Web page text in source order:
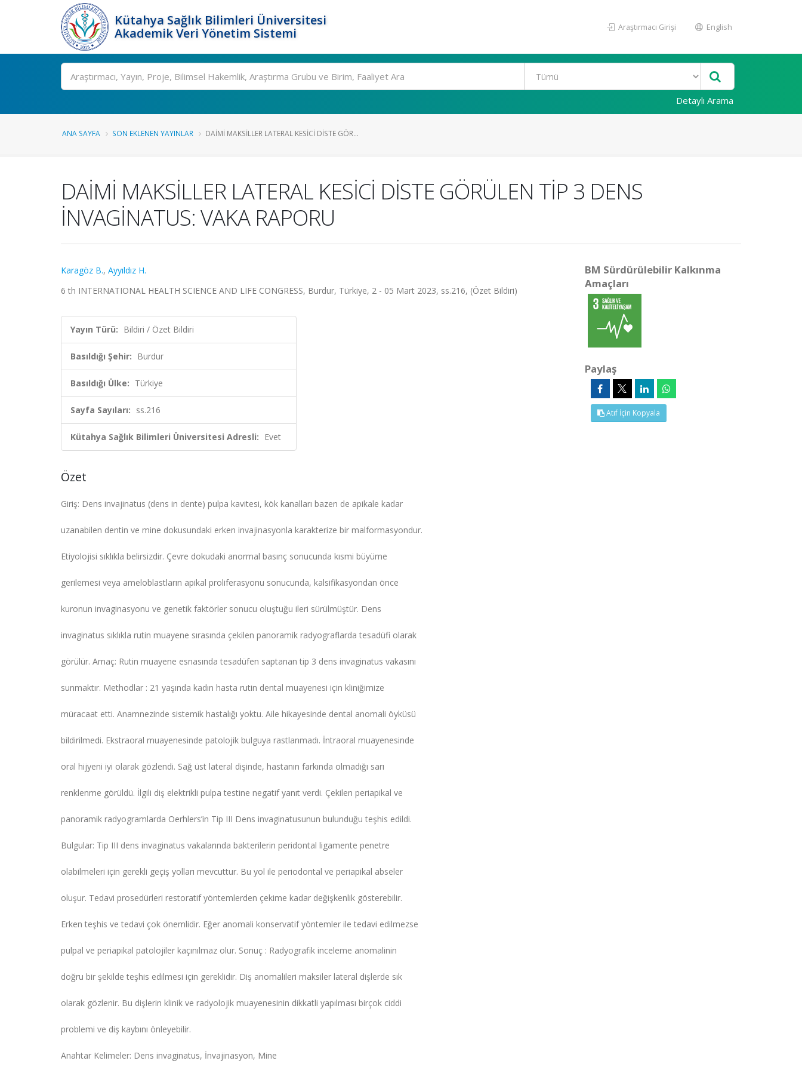
Kütahya Sağlık Bilimleri Üniversitesi
Akademik Veri Yönetim Sistemi
Araştırmacı Girişi English
Ara
Detaylı Arama
ANA SAYFA SON EKLENEN YAYINLAR DAİMİ MAKSİLLER LATERAL KESİCİ DİSTE GÖR...
DAİMİ MAKSİLLER LATERAL KESİCİ DİSTE GÖRÜLEN TİP 3 DENS
İNVAGİNATUS: VAKA RAPORU
Karagöz B., Ayyıldız H.
6 th INTERNATIONAL HEALTH SCIENCE AND LIFE CONGRESS, Burdur, Türkiye, 2 - 05 Mart 2023, ss.216, (Özet Bildiri)
Yayın Türü: Bildiri / Özet Bildiri
Basıldığı Şehir: Burdur
Basıldığı Ülke: Türkiye
Sayfa Sayıları: ss.216
Kütahya Sağlık Bilimleri Üniversitesi Adresli: Evet
Özet
Giriş: Dens invajinatus (dens in dente) pulpa kavitesi, kök kanalları bazen de apikale kadar
uzanabilen dentin ve mine dokusundaki erken invajinasyonla karakterize bir malformasyondur.
Etiyolojisi sıklıkla belirsizdir. Çevre dokudaki anormal basınç sonucunda kısmi büyüme
gerilemesi veya ameloblastların apikal proliferasyonu sonucunda, kalsifikasyondan önce
kuronun invaginasyonu ve genetik faktörler sonucu oluştuğu ileri sürülmüştür. Dens
invaginatus sıklıkla rutin muayene sırasında çekilen panoramik radyograflarda tesadüfi olarak
görülür. Amaç: Rutin muayene esnasında tesadüfen saptanan tip 3 dens invaginatus vakasını
sunmaktır. Methodlar : 21 yaşında kadın hasta rutin dental muayenesi için kliniğimize
müracaat etti. Anamnezinde sistemik hastalığı yoktu. Aile hikayesinde dental anomali öyküsü
bildirilmedi. Ekstraoral muayenesinde patolojik bulguya rastlanmadı. İntraoral muayenesinde
oral hijyeni iyi olarak gözlendi. Sağ üst lateral dişinde, hastanın farkında olmadığı sarı
renklenme görüldü. İlgili diş elektrikli pulpa testine negatif yanıt verdi. Çekilen periapikal ve
panoramik radyogramlarda Oerhlers’in Tip III Dens invaginatusunun bulunduğu teşhis edildi.
Bulgular: Tip III dens invaginatus vakalarında bakterilerin peridontal ligamente penetre
olabilmeleri için gerekli geçiş yolları mevcuttur. Bu yol ile periodontal ve periapikal abseler
oluşur. Tedavi prosedürleri restoratif yöntemlerden çekime kadar değişkenlik gösterebilir.
Erken teşhis ve tedavi çok önemlidir. Eğer anomali konservatif yöntemler ile tedavi edilmezse
pulpal ve periapikal patolojiler kaçınılmaz olur. Sonuç : Radyografik inceleme anomalinin
doğru bir şekilde teşhis edilmesi için gereklidir. Diş anomalileri maksiler lateral dişlerde sık
olarak gözlenir. Bu dişlerin klinik ve radyolojik muayenesinin dikkatli yapılması birçok ciddi
problemi ve diş kaybını önleyebilir.
Anahtar Kelimeler: Dens invaginatus, İnvajinasyon, Mine
BM Sürdürülebilir Kalkınma
Amaçları
Paylaş
Atıf İçin Kopyala